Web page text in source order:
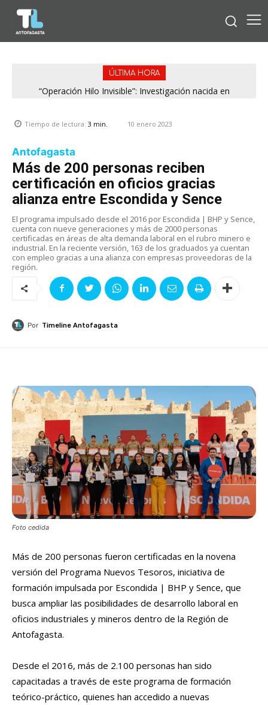
ÚLTIMA HORA
“Operación Hilo Invisible”: Investigación nacida en
Tiempo de lectura: 3 min. 10 enero 2023
Antofagasta
Más de 200 personas reciben
certificación en oficios gracias
alianza entre Escondida y Sence
El programa impulsado desde el 2016 por Escondida | BHP y Sence,
cuenta con nueve generaciones y más de 2000 personas
certificadas en áreas de alta demanda laboral en el rubro minero e
industrial. En la reciente versión, 163 de los graduados ya cuentan
con empleo gracias a una alianza con empresas proveedoras de la
región.
Por Timeline Antofagasta
Foto cedida
Más de 200 personas fueron certificadas en la novena
versión del Programa Nuevos Tesoros, iniciativa de
formación impulsada por Escondida | BHP y Sence, que
busca ampliar las posibilidades de desarrollo laboral en
oficios industriales y mineros dentro de la Región de
Antofagasta.
Desde el 2016, más de 2.100 personas han sido
capacitadas a través de este programa de formación
teórico-práctico, quienes han accedido a nuevas